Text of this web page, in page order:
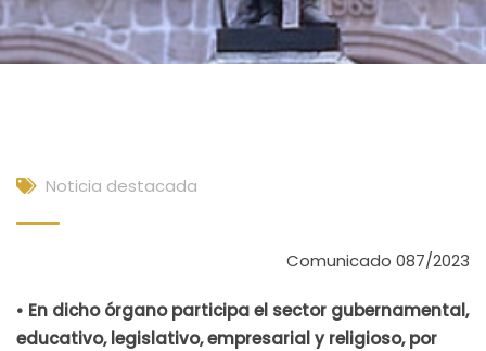
Noticia destacada
Comunicado 087/2023
• En dicho órgano participa el sector gubernamental,
educativo, legislativo, empresarial y religioso, por